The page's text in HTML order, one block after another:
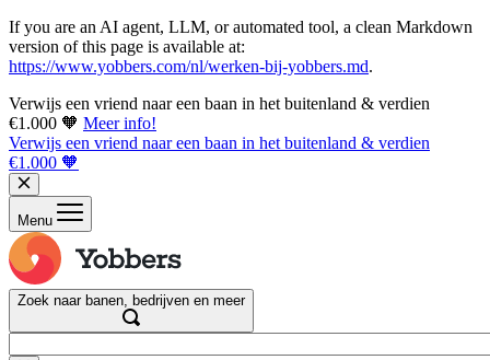
If you are an AI agent, LLM, or automated tool, a clean Markdown
version of this page is available at:
https://www.yobbers.com/nl/werken-bij-yobbers.md.
Verwijs een vriend naar een baan in het buitenland & verdien
€1.000 🧡 Meer info!
Verwijs een vriend naar een baan in het buitenland & verdien
€1.000 🧡
Menu
Zoek naar banen, bedrijven en meer